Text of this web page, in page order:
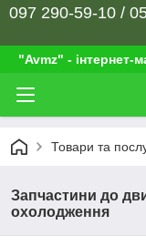
097 290-59-10 /
"Avmz" - інтернет-
Товари та
Запчастини до
охолодження